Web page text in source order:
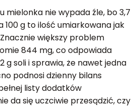
mielonka nie wypada źle, bo 3,7
100 g to ilość umiarkowana jak
większy problem
844 mg, co odpowiada
g soli i sprawia, że nawet jedna
podnosi dzienny bilans
listy dodatków
da się uczciwie przesądzić, czy